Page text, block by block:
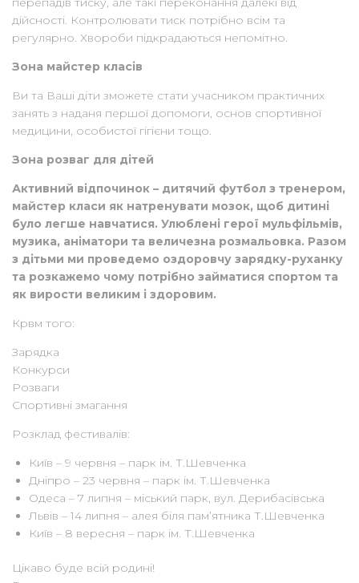
дійсності. Контролювати тиск потрібно всім та
регулярно. Хвороби підкрадаються непомітно.
Зона майстер класів
Ви та Ваші діти зможете стати учасником практичних
занять з наданя першої допомоги, основ спортивної
медицини, особистої гігієни тощо.
Зона розваг для дітей
Активний відпочинок – дитячий футбол з тренером,
майстер класи як натренувати мозок, щоб дитині
було легше навчатися. Улюблені герої мульфільмів,
музика, аніматори та величезна розмальовка. Разом
з дітьми ми проведемо оздоровчу зарядку-руханку
та розкажемо чому потрібно займатися спортом та
як вирости великим і здоровим.
Крвм того:
Зарядка
Конкурси
Розваги
Спортивні змагання
Розклад фестивалів:
Київ – 9 червня – парк ім. Т.Шевченка
Дніпро – 23 червня – парк ім. Т.Шевченка
Одеса – 7 липня – міський парк, вул. Дерибасівська
Львів – 14 липня – алея біля пам’ятника Т.Шевченка
Київ – 8 вересня – парк ім. Т.Шевченка
Цікаво буде всій родині!